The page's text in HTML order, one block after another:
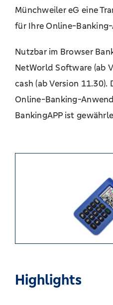
Münchweiler eG eine
für Ihre Online-
Nutzbar im Browser
NetWorld Software (ab
cash (ab Version 11.30).
Online-Banking-
BankingAPP ist
Highlights